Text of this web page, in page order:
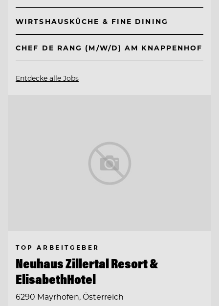
WIRTSHAUSKÜCHE & FINE DINING
CHEF DE RANG (M/W/D) AM KNAPPENHOF
Entdecke alle Jobs
TOP ARBEITGEBER
Neuhaus Zillertal Resort &
ElisabethHotel
6290 Mayrhofen, Österreich